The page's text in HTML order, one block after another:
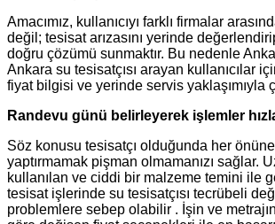
Amacımız, kullanıcıyı farklı firmalar
değil; tesisat arızasını yerinde
doğru çözümü sunmaktır. Bu nedenle
Ankara su tesisatçısı arayan kullanıcılar
fiyat bilgisi ve yerinde servis yaklaşımıyla
Randevu günü belirleyerek işlemler
Söz konusu tesisatçı olduğunda her
yaptırmamak pişman olmamanızı sağlar.
kullanılan ve ciddi bir malzeme temini ile
tesisat işlerinde su tesisatçısı tecrübeli
problemlere sebep olabilir . İşin ve